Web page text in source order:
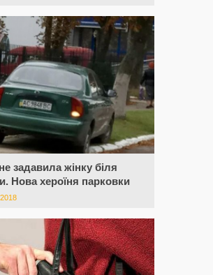
задавила жінку біля
Нова хероїня парковки